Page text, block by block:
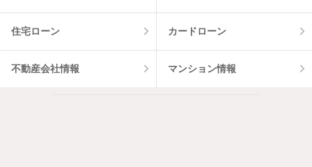
住宅ローン カードローン
不動産会社情報 マンション情報